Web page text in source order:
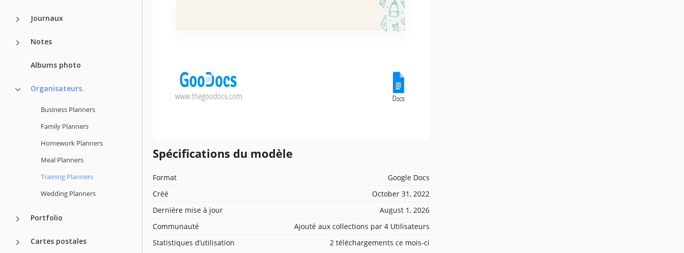
Journaux
Notes
Albums photo
Organisateurs.
Business Planners
Family Planners
Homework Planners
Meal Planners
Training Planners
Wedding Planners
Portfolio
Cartes postales
Spécifications du modèle
Format
Google Docs
Créé
October 31, 2022
Dernière mise à jour
August 1, 2026
Communauté
Ajouté aux collections par 4 Utilisateurs
Statistiques d’utilisation
2 téléchargements ce mois-ci